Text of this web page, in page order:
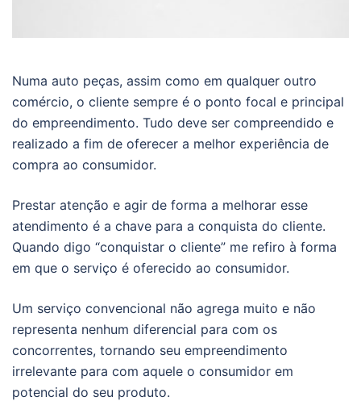
Numa auto peças, assim como em qualquer outro
comércio, o cliente sempre é o ponto focal e principal
do empreendimento. Tudo deve ser compreendido e
realizado a fim de oferecer a melhor experiência de
compra ao consumidor.
Prestar atenção e agir de forma a melhorar esse
atendimento é a chave para a conquista do cliente.
Quando digo “conquistar o cliente” me refiro à forma
em que o serviço é oferecido ao consumidor.
Um serviço convencional não agrega muito e não
representa nenhum diferencial para com os
concorrentes, tornando seu empreendimento
irrelevante para com aquele o consumidor em
potencial do seu produto.